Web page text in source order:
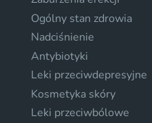
Ogólny stan zdrowia
Nadciśnienie
Antybiotyki
Leki przeciwdepresyjne
Kosmetyka skóry
Leki przeciwbólowe